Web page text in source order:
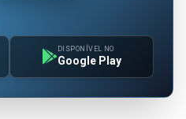
DISPONÍVEL NO
Google Play